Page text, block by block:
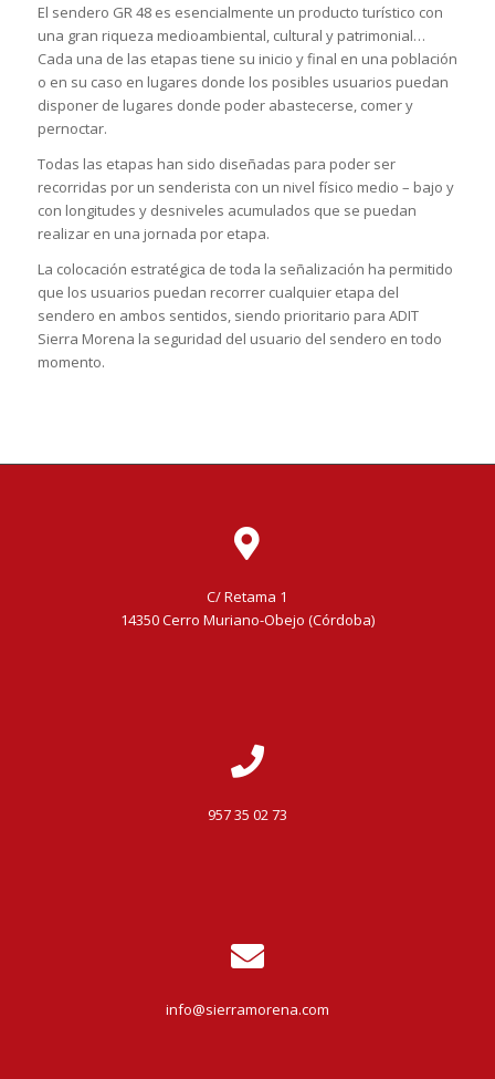
El sendero GR 48 es esencialmente un producto turístico con
una gran riqueza medioambiental, cultural y patrimonial…
Cada una de las etapas tiene su inicio y final en una población
o en su caso en lugares donde los posibles usuarios puedan
disponer de lugares donde poder abastecerse, comer y
pernoctar.
Todas las etapas han sido diseñadas para poder ser
recorridas por un senderista con un nivel físico medio – bajo y
con longitudes y desniveles acumulados que se puedan
realizar en una jornada por etapa.
La colocación estratégica de toda la señalización ha permitido
que los usuarios puedan recorrer cualquier etapa del
sendero en ambos sentidos, siendo prioritario para ADIT
Sierra Morena la seguridad del usuario del sendero en todo
momento.
C/ Retama 1
14350 Cerro Muriano-Obejo (Córdoba)
957 35 02 73
info@sierramorena.com